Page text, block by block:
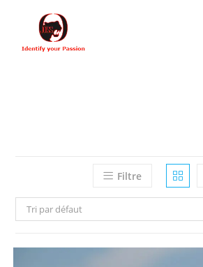
Filtre
Tri par défaut